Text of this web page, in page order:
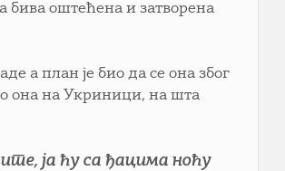
бива оштећена и затворена
а план је био да се она због
она на Укриници, на шта
ја ћу са ђацима ноћу